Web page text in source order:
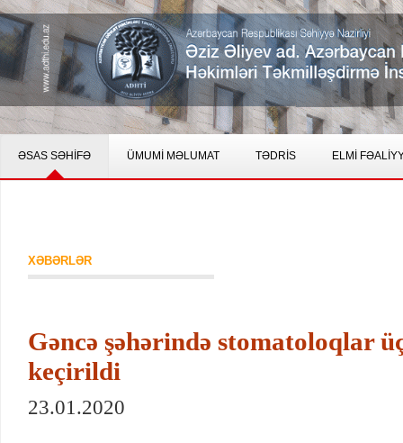
ƏSAS SƏHİFƏ ÜMUMİ MƏLUMAT TƏDRİS ELMİ
XƏBƏRLƏR
Gəncə şəhərində stomatoloqlar
keçirildi
23.01.2020